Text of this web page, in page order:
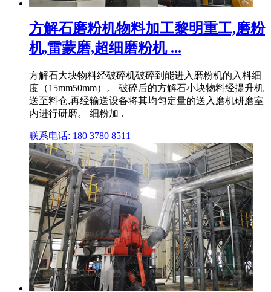
方解石磨粉机物料加工黎明重工,磨粉
机,雷蒙磨,超细磨粉机 ...
方解石大块物料经破碎机破碎到能进入磨粉机的入料细
度（15mm50mm）。 破碎后的方解石小块物料经提升机
送至料仓,再经输送设备将其均匀定量的送入磨机研磨室
内进行研磨。 细粉加 .
联系电话: 180 3780 8511